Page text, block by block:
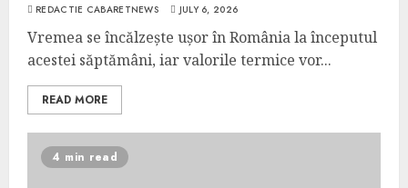
REDACTIE CABARETNEWS JULY 6, 2026
Vremea se încălzește ușor în România la începutul
acestei săptămâni, iar valorile termice vor...
READ MORE
4 min read